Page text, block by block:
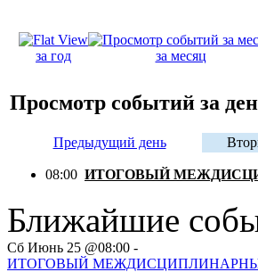
за год за месяц
Просмотр событий за
Предыдущий день
08:00 ИТОГОВЫЙ
Ближайшие
Сб Июнь 25 @08:00 -
ИТОГОВЫЙ